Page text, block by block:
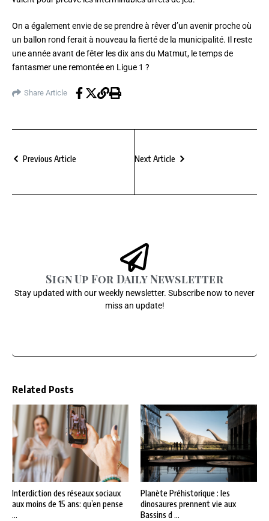
On a également envie de se prendre à rêver d’un avenir proche où
un ballon rond ferait à nouveau la fierté de la municipalité. Il reste
une année avant de fêter les dix ans du Matmut, le temps de
fantasmer une remontée en Ligue 1 ?
Share Article
Previous Article Next Article
Sign Up For Daily Newsletter
Stay updated with our weekly newsletter. Subscribe now to never
miss an update!
Related Posts
Interdiction des réseaux sociaux
aux moins de 15 ans: qu’en pense
...
Planète Préhistorique : les
dinosaures prennent vie aux
Bassins d ...